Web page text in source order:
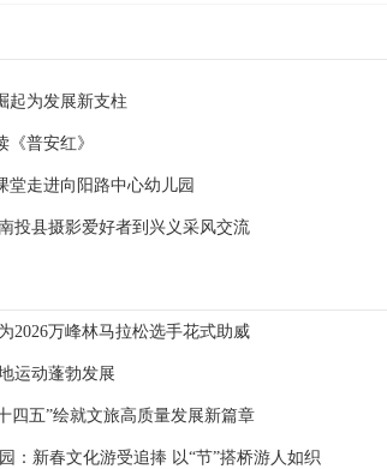
起为发展新支柱
普安红》
堂走进向阳路中心幼儿园
县摄影爱好者到兴义采风交流
万峰林马拉松选手花式助威
运动蓬勃发展
四五”绘就文旅高质量发展新篇章
：新春文化游受追捧 以“节”搭桥游人如织